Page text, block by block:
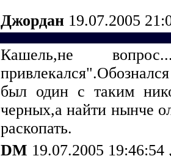
Джордан 19.07.2005
Кашель,не
был один с таким
черных,а найти нынче
раскопать.
DM 19.07.2005 19:46:54